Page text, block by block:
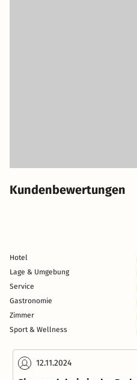
Kundenbewertungen
Hotel
Lage & Umgebung
Service
Gastronomie
Zimmer
Sport & Wellness
12.11.2024